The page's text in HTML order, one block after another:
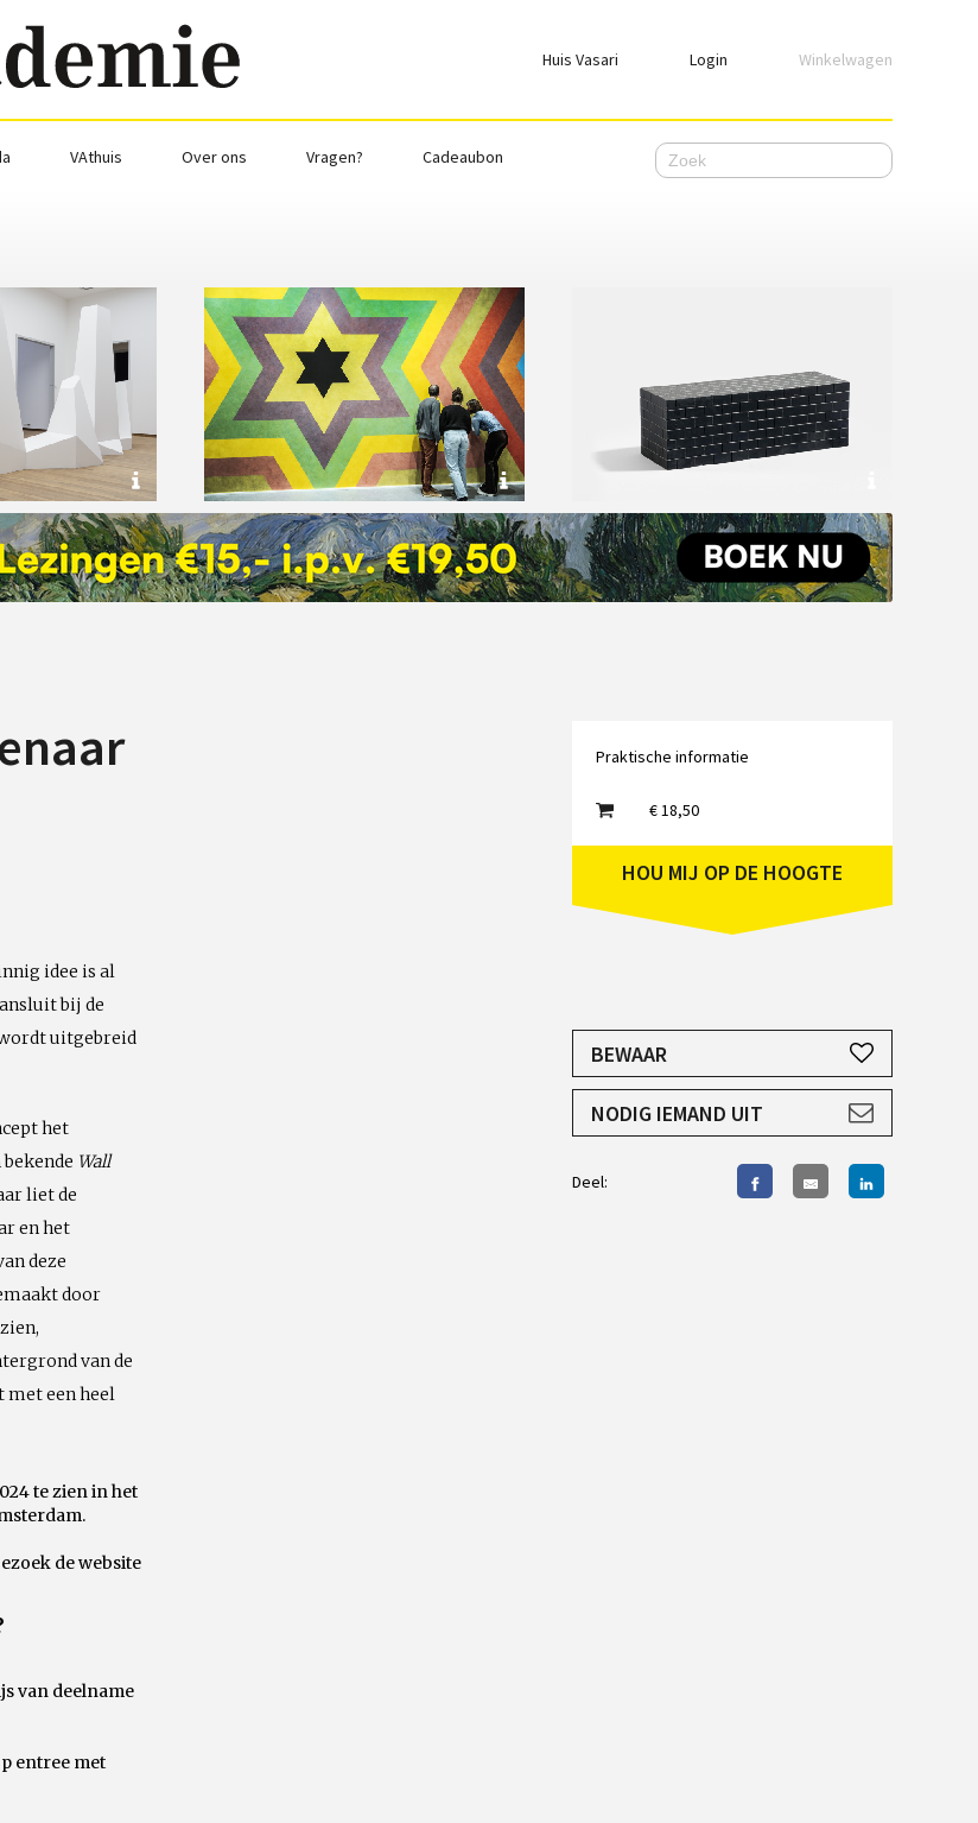
Huis Vasari Login
Login
Emailadres
Nog geen account, meld jehieraan.
Winkelwagen
VAthuis Over ons Vragen? Cadeaubon
idee is al
bij de
uitgebreid
het
Wall
liet de
en het
deze
door
van de
met een heel
te zien in het
de website
van deelname
entree met
Praktische informatie
€ 18,50
HOU MIJ OP DE HOOGTE
JE HEBT EEN ACCOUNT NODIG
AANMELDEN
BEWAAR
NODIG IEMAND UIT
Deel: